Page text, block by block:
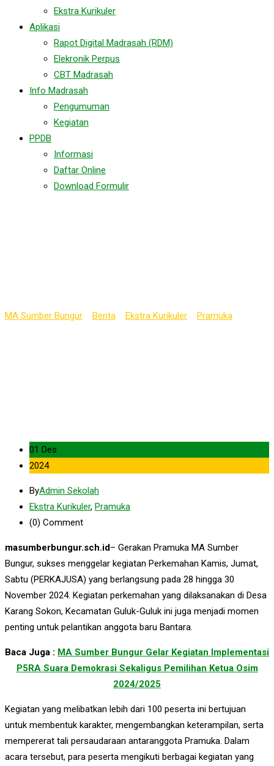
Ekstra Kurikuler
Aplikasi
Rapot Digital Madrasah (RDM)
Elekronik Perpus
CBT Madrasah
Info Madrasah
Pengumuman
Kegiatan
PPDB
Informasi
Daftar Online
Download Formulir
MA Sumber Bungur Berita Ekstra Kurikuler Pramuka
01 Des
2024
ByAdmin Sekolah
Ekstra Kurikuler, Pramuka
(0) Comment
masumberbungur.sch.id– Gerakan Pramuka MA Sumber
Bungur, sukses menggelar kegiatan Perkemahan Kamis, Jumat,
Sabtu (PERKAJUSA) yang berlangsung pada 28 hingga 30
November 2024. Kegiatan perkemahan yang dilaksanakan di Desa
Karang Sokon, Kecamatan Guluk-Guluk ini juga menjadi momen
penting untuk pelantikan anggota baru Bantara.
Baca Juga : MA Sumber Bungur Gelar Kegiatan Implementasi
P5RA Suara Demokrasi Sekaligus Pemilihan Ketua Osim
2024/2025
Kegiatan yang melibatkan lebih dari 100 peserta ini bertujuan
untuk membentuk karakter, mengembangkan keterampilan, serta
mempererat tali persaudaraan antaranggota Pramuka. Dalam
acara tersebut, para peserta mengikuti berbagai kegiatan yang